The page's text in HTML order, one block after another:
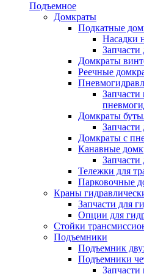
Подъемное
Домкраты
Подкатные
Насадки
Запчасти
Домкраты
Реечные
Запчасти
Домкраты
Домкраты с
Канавные
Запчасти
Тележки для
Парковочные
Краны
Запчасти для
Опции для
Стойки
Подъемники
Подъемник
Подъемники
Запчасти